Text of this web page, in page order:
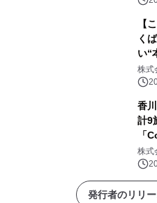
【
く
い“
で9
交
株式
香
計9
「
726
普及
株式
発行者のリリ